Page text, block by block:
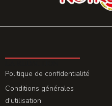
Politique de confidentialité
Conditions générales
d'utilisation